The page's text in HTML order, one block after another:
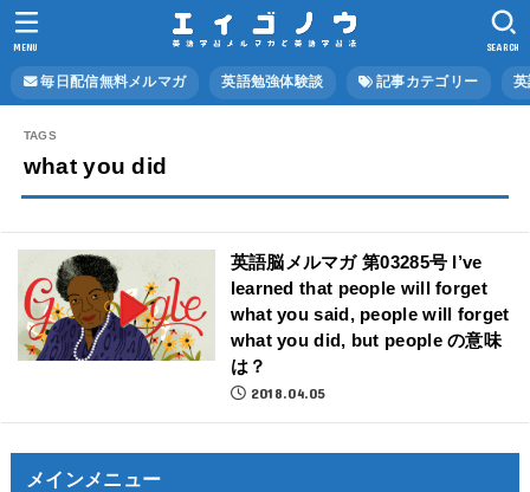
毎日配信無料メルマガ 英語勉強体験談 記事カテゴリー
SEARCH
MENU
what you did
英語脳メルマガ 第03285号 I’ve
learned that people will forget
what you said, people will forget
what you did, but people の意味
は？
2018.04.05
メインメニュー